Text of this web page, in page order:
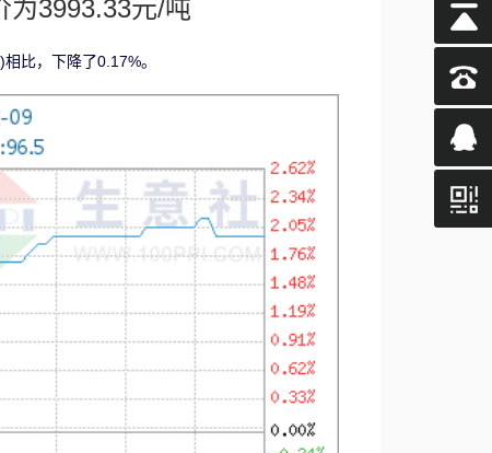
为3993.33元/吨
比，下降了0.17%。